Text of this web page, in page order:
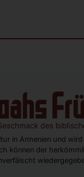
in Armenien und
können der